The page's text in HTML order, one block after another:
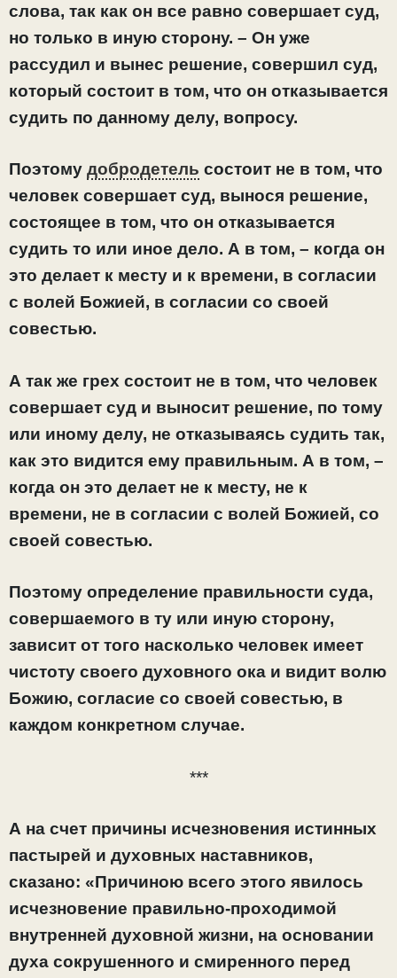
слова, так как он все равно совершает суд,
но только в иную сторону. – Он уже
рассудил и вынес решение, совершил суд,
который состоит в том, что он отказывается
судить по данному делу, вопросу.
Поэтому добродетель состоит не в том, что
человек совершает суд, вынося решение,
состоящее в том, что он отказывается
судить то или иное дело. А в том, – когда он
это делает к месту и к времени, в согласии
с волей Божией, в согласии со своей
совестью.
А так же грех состоит не в том, что человек
совершает суд и выносит решение, по тому
или иному делу, не отказываясь судить так,
как это видится ему правильным. А в том, –
когда он это делает не к месту, не к
времени, не в согласии с волей Божией, со
своей совестью.
Поэтому определение правильности суда,
совершаемого в ту или иную сторону,
зависит от того насколько человек имеет
чистоту своего духовного ока и видит волю
Божию, согласие со своей совестью, в
каждом конкретном случае.
***
А на счет причины исчезновения истинных
пастырей и духовных наставников,
сказано: «Причиною всего этого явилось
исчезновение правильно-проходимой
внутренней духовной жизни, на основании
духа сокрушенного и смиренного перед